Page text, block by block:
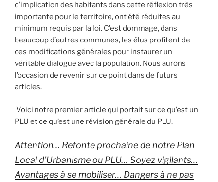
d’implication des habitants dans cette réflexion très
importante pour le territoire, ont été réduites au
minimum requis par la loi. C’est dommage, dans
beaucoup d’autres communes, les élus profitent de
ces modifications générales pour instaurer un
véritable dialogue avec la population. Nous aurons
l’occasion de revenir sur ce point dans de futurs
articles.
Voici notre premier article qui portait sur ce qu’est un
PLU et ce qu’est une révision générale du PLU.
Attention… Refonte prochaine de notre Plan
Local d’Urbanisme ou PLU… Soyez vigilants…
Avantages à se mobiliser… Dangers à ne pas